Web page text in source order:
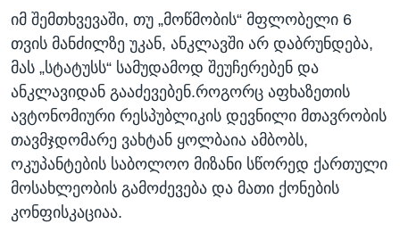
იმ შემთხვევაში, თუ „მოწმობის“ მფლობელი 6
თვის მანძილზე უკან, ანკლავში არ დაბრუნდება,
მას „სტატუსს“ სამუდამოდ შეუჩერებენ და
ანკლავიდან გააძევებენ.როგორც აფხაზეთის
ავტონომიური რესპუბლიკის დევნილი მთავრობის
თავმჯდომარე ვახტან ყოლბაია ამბობს,
ოკუპანტების საბოლოო მიზანი სწორედ ქართული
მოსახლეობის გამოძევება და მათი ქონების
კონფისკაციაა.